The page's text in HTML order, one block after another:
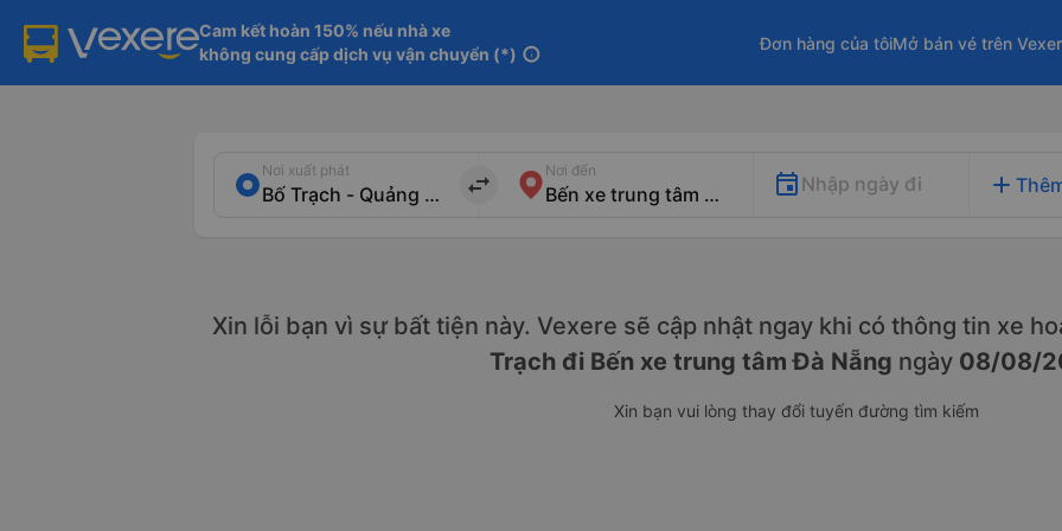
Cam kết hoàn 150% nếu nhà xe
không cung cấp dịch vụ vận chuyển (*) info
Đơn hàng của tôiMở bán vé trên
Nơi xuất phát
import_export
Nơi đến
Nhập ngày đi add
Xin lỗi bạn vì sự bất tiện này. Vexere sẽ cập nhật ngay khi có thông tin xe
Trạch đi Bến xe trung tâm Đà Nẵng ngày 08/08/
Xin bạn vui lòng thay đổi tuyến đường tìm kiếm